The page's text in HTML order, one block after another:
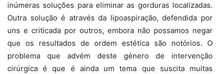
inúmeras soluções para eliminar as gorduras localizadas.
Outra solução é através da lipoaspiração, defendida por
uns e criticada por outros, embora não possamos negar
que os resultados de ordem estética são notórios. O
problema que advém deste género de intervenção
cirúrgica é que é ainda um tema que suscita muitas